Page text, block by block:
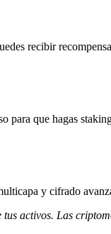
recibir
para que hagas
y cifrado
activos. Las